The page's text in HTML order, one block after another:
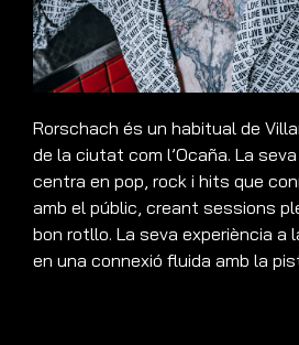
Rorschach és un habitual de
de la ciutat com l’Ocaña. La
centra en pop, rock i hits que
amb el públic, creant sessions
bon rotllo. La seva experiència a
en una connexió fluida amb la